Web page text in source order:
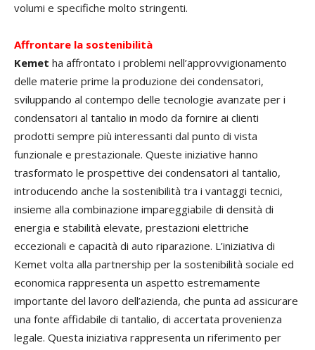
volumi e specifiche molto stringenti.
Affrontare la sostenibilità
Kemet ha affrontato i problemi nell’approvvigionamento
delle materie prime la produzione dei condensatori,
sviluppando al contempo delle tecnologie avanzate per i
condensatori al tantalio in modo da fornire ai clienti
prodotti sempre più interessanti dal punto di vista
funzionale e prestazionale. Queste iniziative hanno
trasformato le prospettive dei condensatori al tantalio,
introducendo anche la sostenibilità tra i vantaggi tecnici,
insieme alla combinazione impareggiabile di densità di
energia e stabilità elevate, prestazioni elettriche
eccezionali e capacità di auto riparazione. L’iniziativa di
Kemet volta alla partnership per la sostenibilità sociale ed
economica rappresenta un aspetto estremamente
importante del lavoro dell’azienda, che punta ad assicurare
una fonte affidabile di tantalio, di accertata provenienza
legale. Questa iniziativa rappresenta un riferimento per